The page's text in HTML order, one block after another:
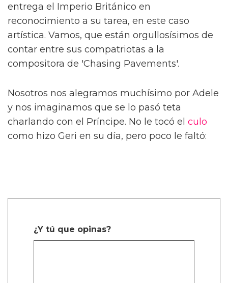
entrega el Imperio Británico en
reconocimiento a su tarea, en este caso
artística. Vamos, que están orgullosísimos de
contar entre sus compatriotas a la
compositora de 'Chasing Pavements'.
Nosotros nos alegramos muchísimo por Adele
y nos imaginamos que se lo pasó teta
charlando con el Príncipe. No le tocó el culo
como hizo Geri en su día, pero poco le faltó:
¿Y tú que opinas?